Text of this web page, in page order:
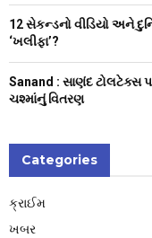
12 સેકન્ડનો વીડિયો અને
‘ખલીફા’?
Sanand : સાણંદ ટોલટેક્સ
ચશ્માંનું વિતરણ
Categories
ક્રાઈમ
ખબર